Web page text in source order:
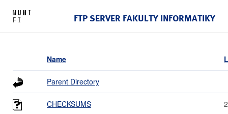
FTP SERVER FAKULTY INFORMATIKY
Name
Parent Directory
CHECKSUMS